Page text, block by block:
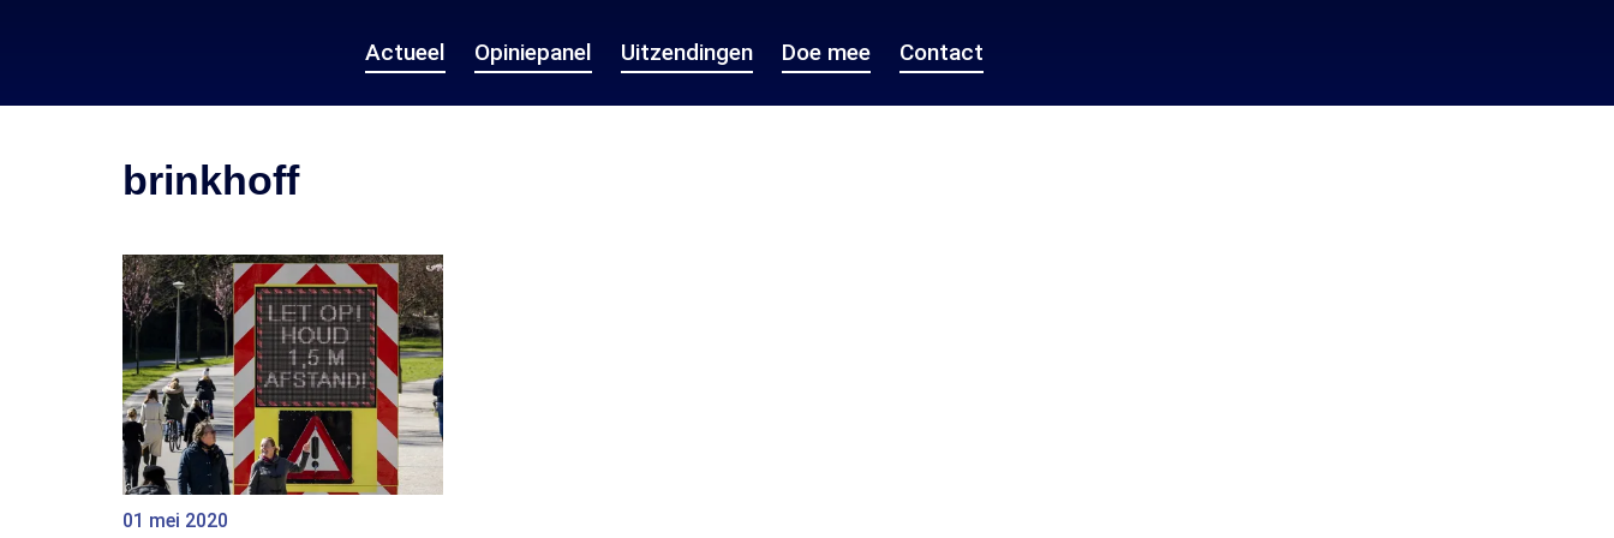
Actueel Opiniepanel Uitzendingen Doe mee Contact
brinkhoff
01 mei 2020